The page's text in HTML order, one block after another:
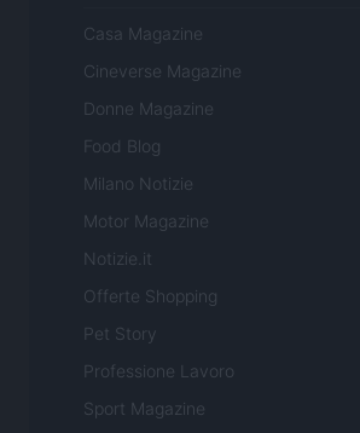
Casa Magazine
Cineverse Magazine
Donne Magazine
Food Blog
Milano Notizie
Motor Magazine
Notizie.it
Offerte Shopping
Pet Story
Professione Lavoro
Sport Magazine